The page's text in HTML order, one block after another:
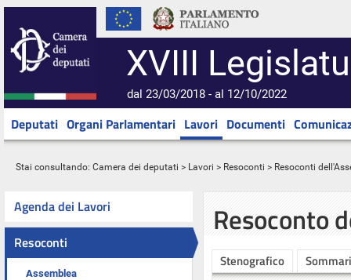
XVIII
dal 23/03/2018 - al 12/10/2022
Deputati Organi Parlamentari Lavori Documenti
Stai consultando: Camera dei deputati > Lavori > Resoconti > Resoconti
Agenda dei Lavori
Resoconti
Assemblea
Resoconto
Stenografico